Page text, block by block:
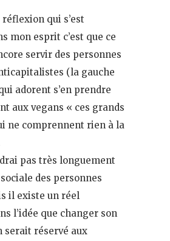
qui s’est
mon esprit c’est que ce
servir des personnes
(la gauche
adorent s’en prendre
aux vegans « ces grands
ne comprennent rien à la
pas très longuement
des personnes
il existe un réel
l’idée que changer son
serait réservé aux